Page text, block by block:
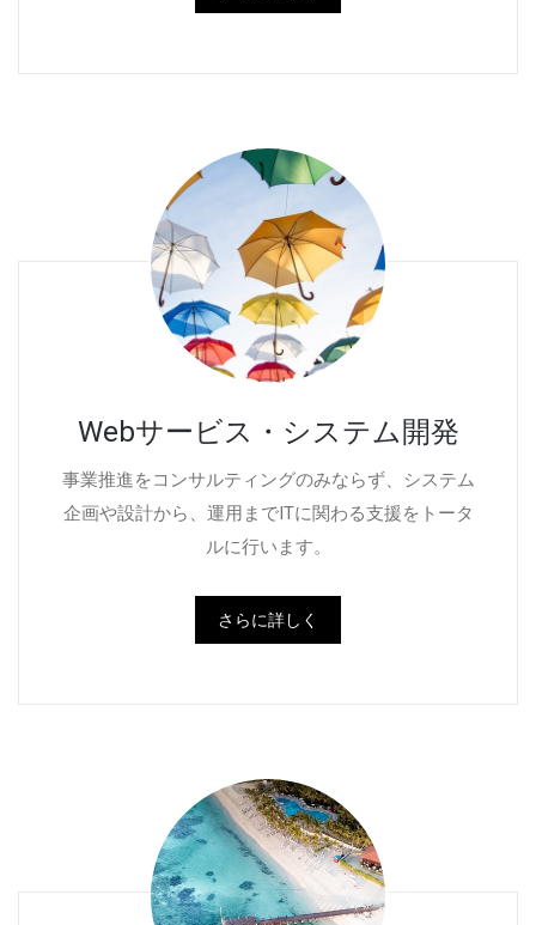
Webサービス・システム開発
事業推進をコンサルティングのみならず、システム
企画や設計から、運用までITに関わる支援をトータ
ルに行います。
さらに詳しく